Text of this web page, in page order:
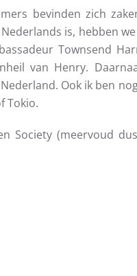
bevinden zich
is, hebben
Townsend
van Henry.
Ook ik ben
Tokio.
Society (meervoud